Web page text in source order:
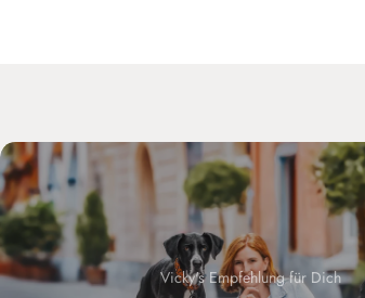
Vicky's Empfehlung für Dich